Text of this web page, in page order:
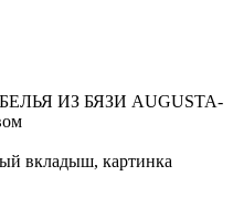
ИЗ БЯЗИ AUGUSTA-
вкладыш, картинка